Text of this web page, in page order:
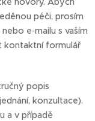
péči, prosím
e‑mailu s vaším
kontaktní formulář
popis
konzultace).
a v případě